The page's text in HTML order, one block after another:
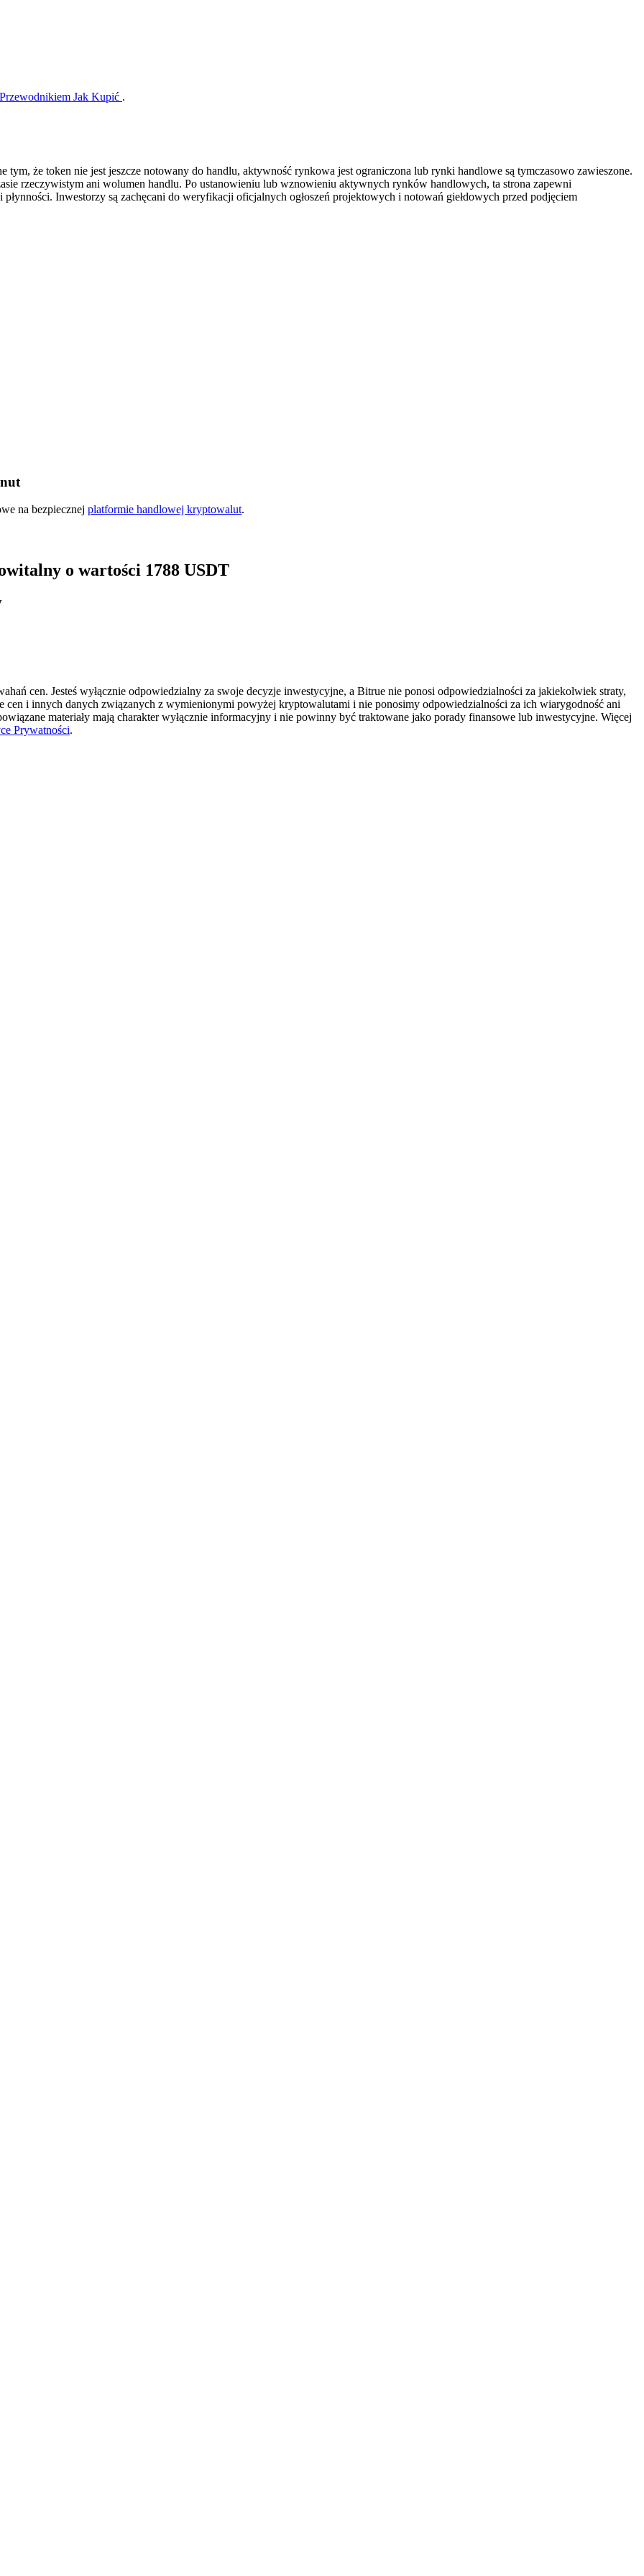
Przewodnikiem Jak Kupić .
tym, że token nie jest jeszcze notowany do handlu, aktywność rynkowa jest ograniczona lub rynki handlowe są tymczasowo zawieszone.
rzeczywistym ani wolumen handlu. Po ustanowieniu lub wznowieniu aktywnych rynków handlowych, ta strona zapewni
Inwestorzy są zachęcani do weryfikacji oficjalnych ogłoszeń projektowych i notowań giełdowych przed podjęciem
na bezpiecznej platformie handlowej kryptowalut.
o wartości 1788 USDT
cen. Jesteś wyłącznie odpowiedzialny za swoje decyzje inwestycyjne, a Bitrue nie ponosi odpowiedzialności za jakiekolwiek straty,
cen i innych danych związanych z wymienionymi powyżej kryptowalutami i nie ponosimy odpowiedzialności za ich wiarygodność ani
materiały mają charakter wyłącznie informacyjny i nie powinny być traktowane jako porady finansowe lub inwestycyjne. Więcej
Prywatności.